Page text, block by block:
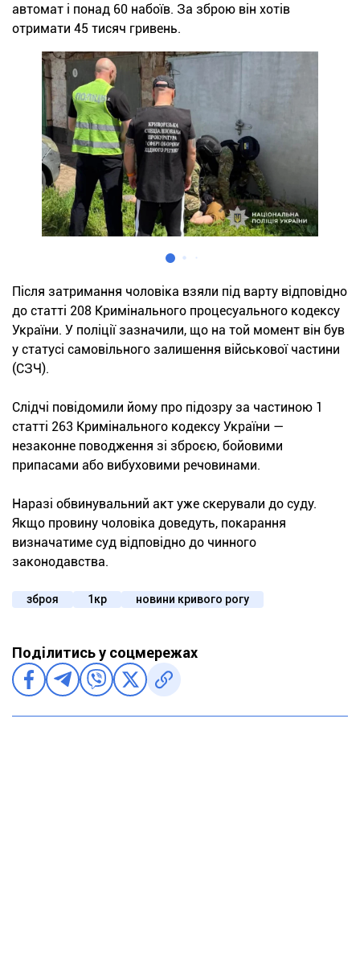
автомат і понад 60 набоїв. За зброю він хотів
отримати 45 тисяч гривень.
Після затримання чоловіка взяли під варту відповідно
до статті 208 Кримінального процесуального кодексу
України. У поліції зазначили, що на той момент він був
у статусі самовільного залишення військової частини
(СЗЧ).
Слідчі повідомили йому про підозру за частиною 1
статті 263 Кримінального кодексу України —
незаконне поводження зі зброєю, бойовими
припасами або вибуховими речовинами.
Наразі обвинувальний акт уже скерували до суду.
Якщо провину чоловіка доведуть, покарання
визначатиме суд відповідно до чинного
законодавства.
зброя 1кр новини кривого рогу
Поділитись у соцмережах